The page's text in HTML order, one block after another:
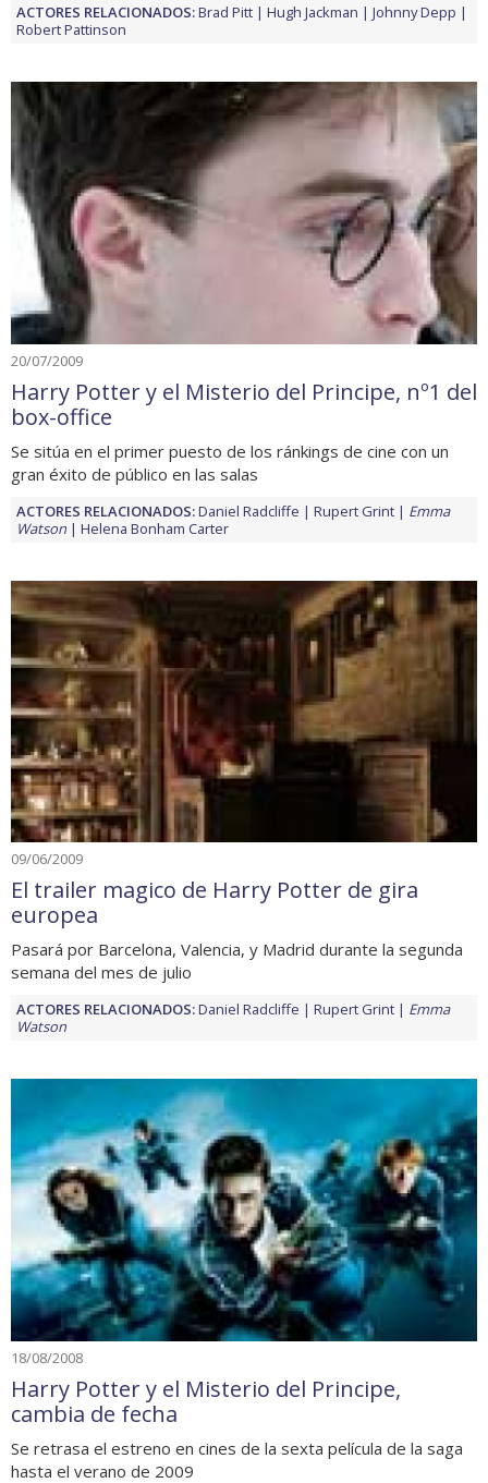
ACTORES RELACIONADOS:Brad Pitt Hugh Jackman
Johnny Depp
Robert Pattinson
20/07/2009
Harry Potter y el Misterio del Principe, nº1 del
box-office
Se sitúa en el primer puesto de los ránkings de cine con un
gran éxito de público en las salas
ACTORES RELACIONADOS:Daniel Radcliffe Rupert Grint
Emma
Watson
Helena Bonham Carter
09/06/2009
El trailer magico de Harry Potter de gira
europea
Pasará por Barcelona, Valencia, y Madrid durante la segunda
semana del mes de julio
ACTORES RELACIONADOS:Daniel Radcliffe Rupert Grint
Emma
Watson
18/08/2008
Harry Potter y el Misterio del Principe,
cambia de fecha
Se retrasa el estreno en cines de la sexta película de la saga
hasta el verano de 2009